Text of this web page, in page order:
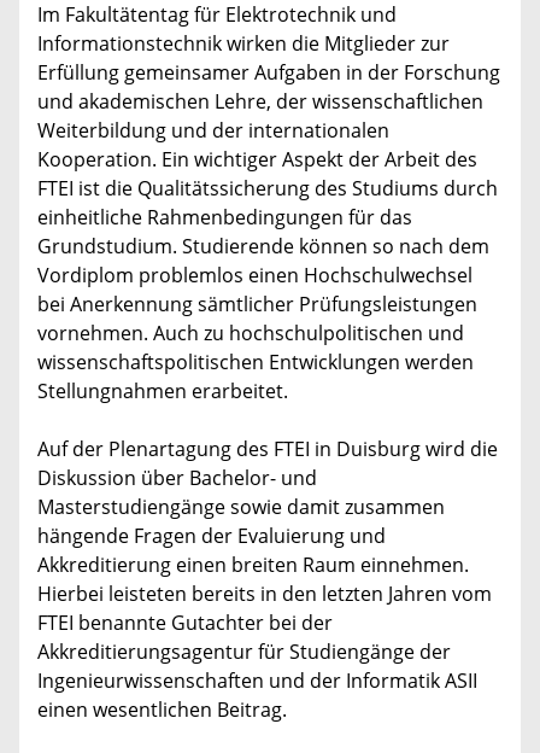
Im Fakultätentag für Elektrotechnik und
Informationstechnik wirken die Mitglieder zur
Erfüllung gemeinsamer Aufgaben in der Forschung
und akademischen Lehre, der wissenschaftlichen
Weiterbildung und der internationalen
Kooperation. Ein wichtiger Aspekt der Arbeit des
FTEI ist die Qualitätssicherung des Studiums durch
einheitliche Rahmenbedingungen für das
Grundstudium. Studierende können so nach dem
Vordiplom problemlos einen Hochschulwechsel
bei Anerkennung sämtlicher Prüfungsleistungen
vornehmen. Auch zu hochschulpolitischen und
wissenschaftspolitischen Entwicklungen werden
Stellungnahmen erarbeitet.
Auf der Plenartagung des FTEI in Duisburg wird die
Diskussion über Bachelor- und
Masterstudiengänge sowie damit zusammen
hängende Fragen der Evaluierung und
Akkreditierung einen breiten Raum einnehmen.
Hierbei leisteten bereits in den letzten Jahren vom
FTEI benannte Gutachter bei der
Akkreditierungsagentur für Studiengänge der
Ingenieurwissenschaften und der Informatik ASII
einen wesentlichen Beitrag.